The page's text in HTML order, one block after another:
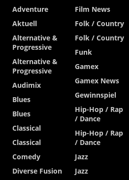
Adventure
Aktuell
Alternative &
Progressive
Alternative &
Progressive
Audimix
Blues
Blues
Classical
Classical
Comedy
Diverse Fusion
Film News
Folk / Country
Folk / Country
Funk
Gamex
Gamex News
Gewinnspiel
Hip-Hop / Rap
/ Dance
Hip-Hop / Rap
/ Dance
Jazz
Jazz